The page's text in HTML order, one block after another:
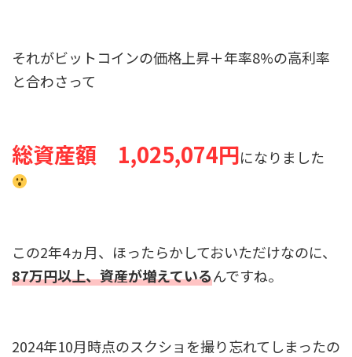
それがビットコインの価格上昇＋年率8%の高利率
と合わさって
総資産額 1,025,074円になりました
この2年4ヵ月、ほったらかしておいただけなのに、
87万円以上、資産が増えているんですね。
2024年10月時点のスクショを撮り忘れてしまったの